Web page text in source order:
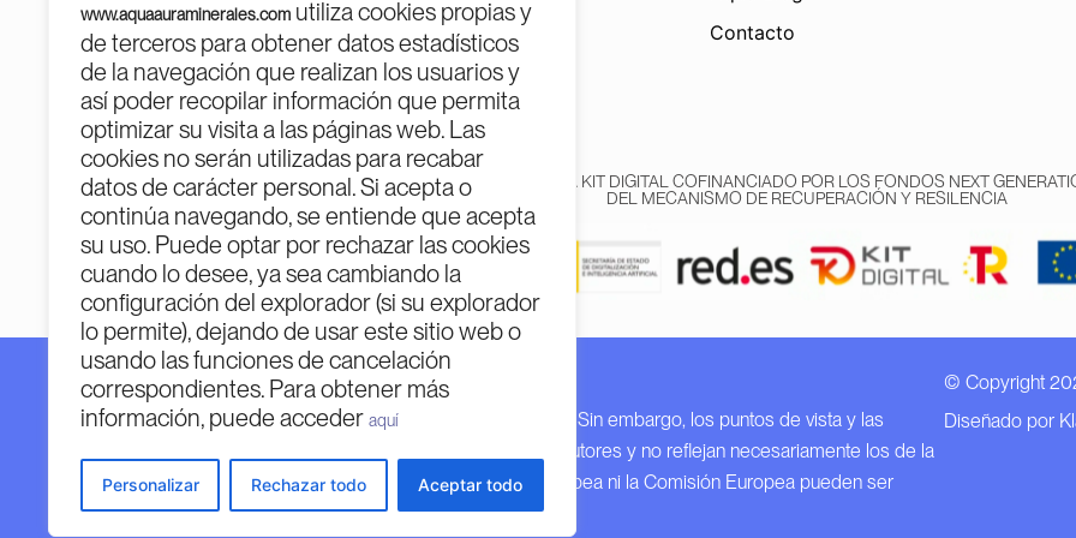
www.aquaauraminerales.com utiliza cookies propias y
de terceros para obtener datos estadísticos
de la navegación que realizan los usuarios y
así poder recopilar información que permita
optimizar su visita a las páginas web. Las
cookies no serán utilizadas para recabar
datos de carácter personal. Si acepta o
continúa navegando, se entiende que acepta
su uso. Puede optar por rechazar las cookies
cuando lo desee, ya sea cambiando la
configuración del explorador (si su explorador
lo permite), dejando de usar este sitio web o
usando las funciones de cancelación
correspondientes. Para obtener más
información, puede acceder aquí
Personalizar Rechazar todo Aceptar todo
Contacto
PROGRAMA KIT DIGITAL COFINANCIADO POR LOS FONDOS NEXT
DEL MECANISMO DE RECUPERACIÓN Y RESILENCIA
Financiado por la Unión Europea – Next Generation EU.
Financiado por la Unión Europea – Next Generation EU. Sin embargo, los puntos de vista y las
opiniones expresadas son únicamente los del autor o autores y no reflejan necesariamente los de la
Unión Europea o la Comisión Europea. Ni la Unión Europea ni la Comisión Europea pueden ser
considerables de las mismas.
© Copyright
Diseñado por